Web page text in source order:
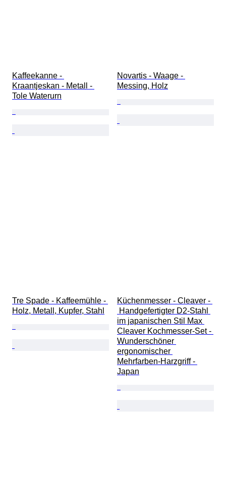
Kaffeekanne -
Kraantjeskan - Metall -
Tole Waterurn
Novartis - Waage -
Messing, Holz
Tre Spade - Kaffeemühle -
Holz, Metall, Kupfer, Stahl
Küchenmesser - Cleaver -
Handgefertigter D2-Stahl
im japanischen Stil Max
Cleaver Kochmesser-Set -
Wunderschöner
ergonomischer
Mehrfarben-Harzgriff -
Japan